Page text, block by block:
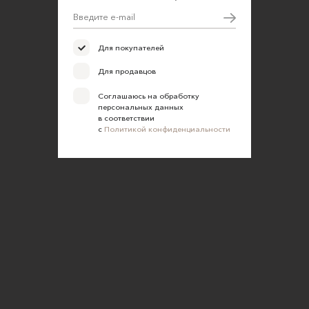
Для покупателей
Для продавцов
Соглашаюсь на обработку
персональных данных
в соответствии
с Политикой конфиденциальности